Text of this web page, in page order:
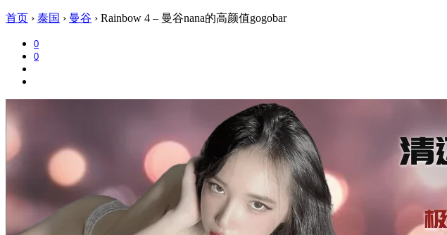
首页 › 泰国 › 曼谷 › Rainbow 4 – 曼谷nana的高颜值gogobar
0
0